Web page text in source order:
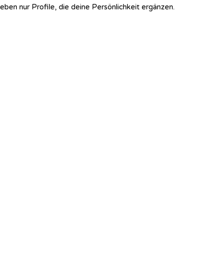
eben nur Profile, die deine Persönlichkeit ergänzen.